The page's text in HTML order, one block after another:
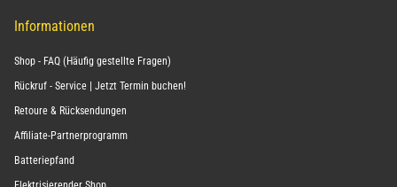
Informationen
Shop - FAQ (Häufig gestellte Fragen)
Rückruf - Service | Jetzt Termin buchen!
Retoure & Rücksendungen
Affiliate-Partnerprogramm
Batteriepfand